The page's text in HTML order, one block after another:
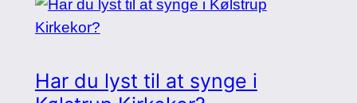
Har du lyst til at synge i